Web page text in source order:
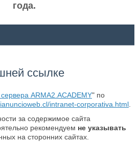
года.
ссылке
ARMA2.ACADEMY" по
intranet-corporativa.html.
за содержимое сайта
рекомендуем не указывать
на сторонних сайтах.